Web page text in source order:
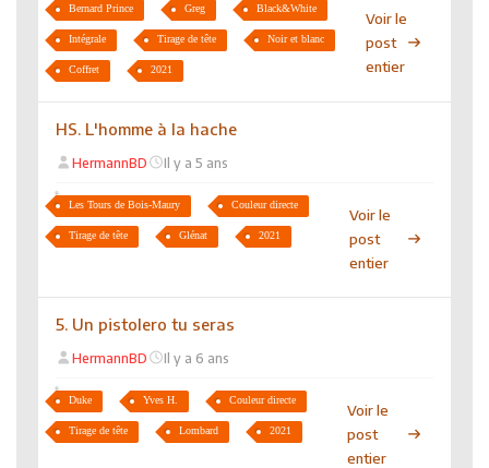
Bernard Prince Greg Black&White
Intégrale Tirage de tête Noir et blanc
Coffret 2021
Voir le
post
entier
HS. L'homme à la hache
HermannBD Il y a 5 ans
Les Tours de Bois-Maury Couleur directe
Tirage de tête Glénat 2021
Voir le
post
entier
5. Un pistolero tu seras
HermannBD Il y a 6 ans
Duke Yves H. Couleur directe
Tirage de tête Lombard 2021
Voir le
post
entier